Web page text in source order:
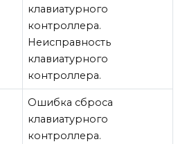
клавиатурного
контроллера.
Неисправность
клавиатурного
контроллера.
Ошибка сброса
клавиатурного
контроллера.